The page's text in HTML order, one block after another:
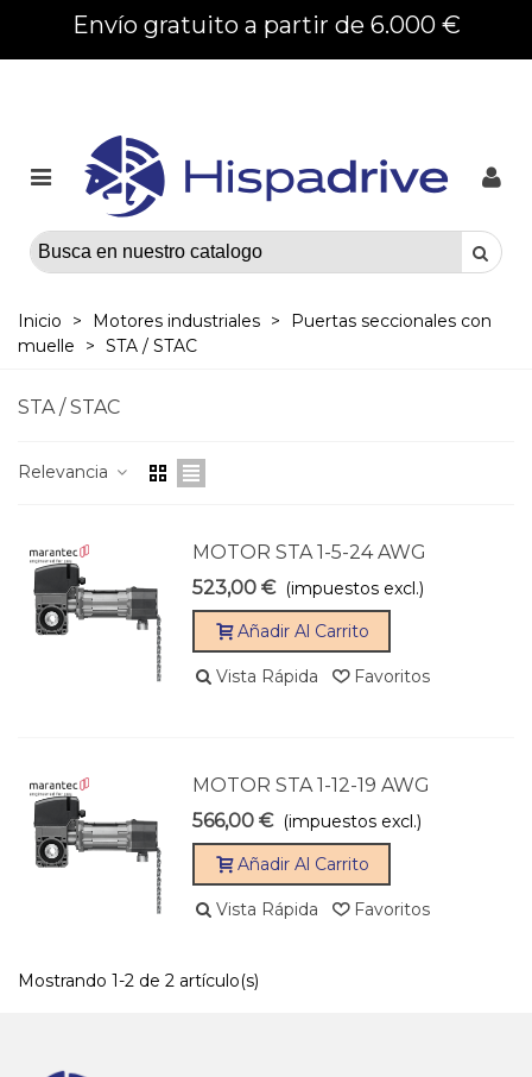
Envío gratuito a partir de 6.000 €
Inicio > Motores industriales >
Puertas seccionales con
muelle
> STA / STAC
STA / STAC
Relevancia
MOTOR STA 1-5-24 AWG
523,00 € (impuestos excl.)
Añadir Al Carrito
Vista Rápida Favoritos
MOTOR STA 1-12-19 AWG
566,00 € (impuestos excl.)
Añadir Al Carrito
Vista Rápida Favoritos
Mostrando 1-2 de 2 artículo(s)